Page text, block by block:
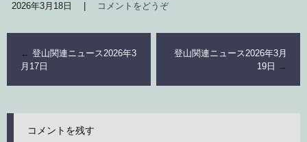
2026年3月18日 コメントをどうぞ
← 登山関連ニュース2026年3
月17日
登山関連ニュース2026年3月
19日 →
コメントを残す